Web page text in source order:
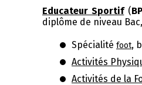
Educateur Sportif (
diplôme de niveau
Spécialité foot,
Activités
Activités de la